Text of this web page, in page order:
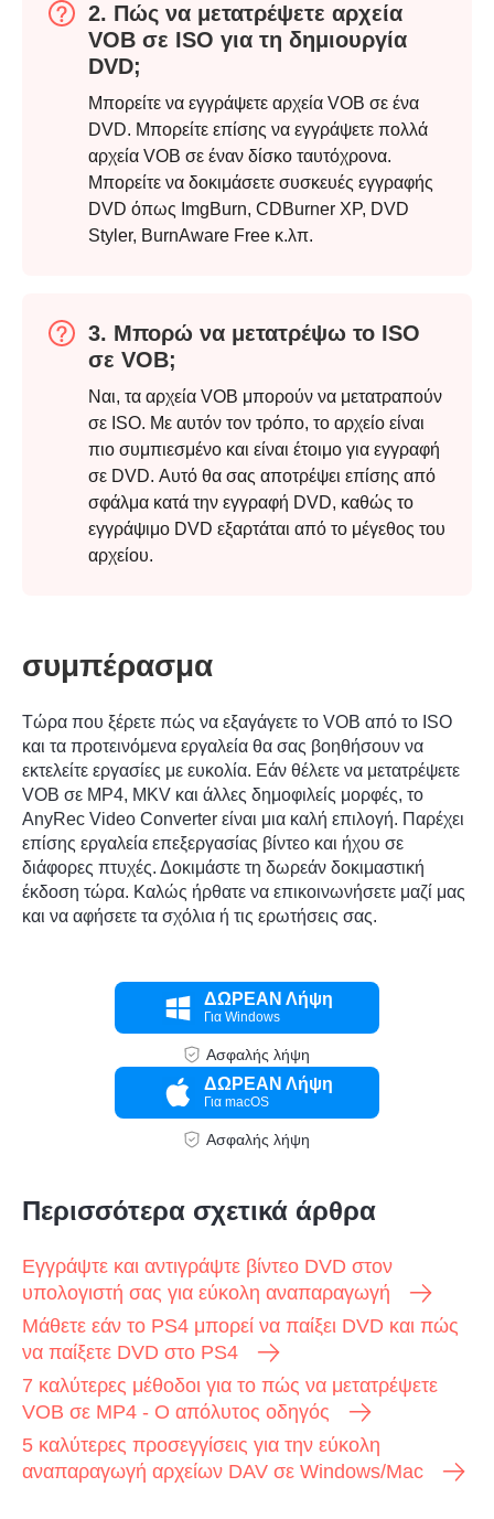
Βήμα 3.
2. Πώς να μετατρέψετε αρχεία
VOB σε ISO για τη δημιουργία
DVD;
Μπορείτε να εγγράψετε αρχεία VOB σε ένα
DVD. Μπορείτε επίσης να εγγράψετε πολλά
αρχεία VOB σε έναν δίσκο ταυτόχρονα.
Μπορείτε να δοκιμάσετε συσκευές εγγραφής
DVD όπως ImgBurn, CDBurner XP, DVD
Styler, BurnAware Free κ.λπ.
3. Μπορώ να μετατρέψω το ISO
σε VOB;
Ναι, τα αρχεία VOB μπορούν να μετατραπούν
σε ISO. Με αυτόν τον τρόπο, το αρχείο είναι
πιο συμπιεσμένο και είναι έτοιμο για εγγραφή
σε DVD. Αυτό θα σας αποτρέψει επίσης από
σφάλμα κατά την εγγραφή DVD, καθώς το
εγγράψιμο DVD εξαρτάται από το μέγεθος του
αρχείου.
συμπέρασμα
Τώρα που ξέρετε πώς να εξαγάγετε το VOB από το ISO
και τα προτεινόμενα εργαλεία θα σας βοηθήσουν να
εκτελείτε εργασίες με ευκολία. Εάν θέλετε να μετατρέψετε
VOB σε MP4, MKV και άλλες δημοφιλείς μορφές, το
AnyRec Video Converter είναι μια καλή επιλογή. Παρέχει
επίσης εργαλεία επεξεργασίας βίντεο και ήχου σε
διάφορες πτυχές. Δοκιμάστε τη δωρεάν δοκιμαστική
έκδοση τώρα. Καλώς ήρθατε να επικοινωνήσετε μαζί μας
και να αφήσετε τα σχόλια ή τις ερωτήσεις σας.
ΔΩΡΕΑΝ Λήψη
Για Windows
Ασφαλής λήψη
ΔΩΡΕΑΝ Λήψη
Για macOS
Ασφαλής λήψη
Περισσότερα σχετικά άρθρα
Εγγράψτε και αντιγράψτε βίντεο DVD στον
υπολογιστή σας για εύκολη αναπαραγωγή
Μάθετε εάν το PS4 μπορεί να παίξει DVD και πώς
να παίξετε DVD στο PS4
7 καλύτερες μέθοδοι για το πώς να μετατρέψετε
VOB σε MP4 - Ο απόλυτος οδηγός
5 καλύτερες προσεγγίσεις για την εύκολη
αναπαραγωγή αρχείων DAV σε Windows/Mac